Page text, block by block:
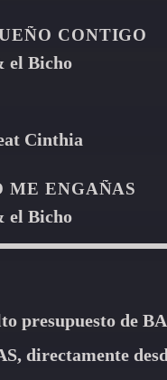
CONTIGO
el Bicho
Cinthia
ME ENGAÑAS
el Bicho
presupuesto de
directamente